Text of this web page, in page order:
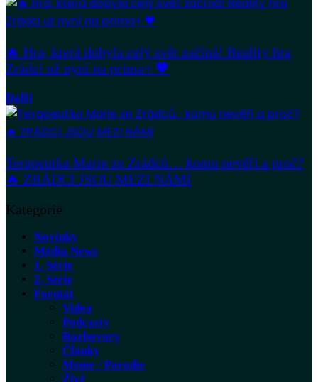
🔥 Hra, která dobyla celý svět začíná! Reality hra
Zrádci už nyní na prima+ 🖤
Další
Terapeutka Marie ze Zrádců… komu nevěří a proč?
🔥 ZRÁDCI JSOU MEZI NÁMI
Kategorie
Novinky
Média News
1. Série
2. Série
Formát
Videa
Podcasty
Rozhovory
Články
Meme / Parodie
Živě